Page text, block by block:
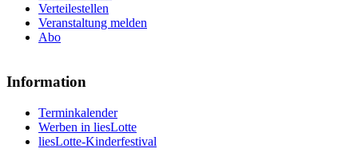
Verteilestellen
Veranstaltung melden
Abo
Information
Terminkalender
Werben in liesLotte
liesLotte-Kinderfestival